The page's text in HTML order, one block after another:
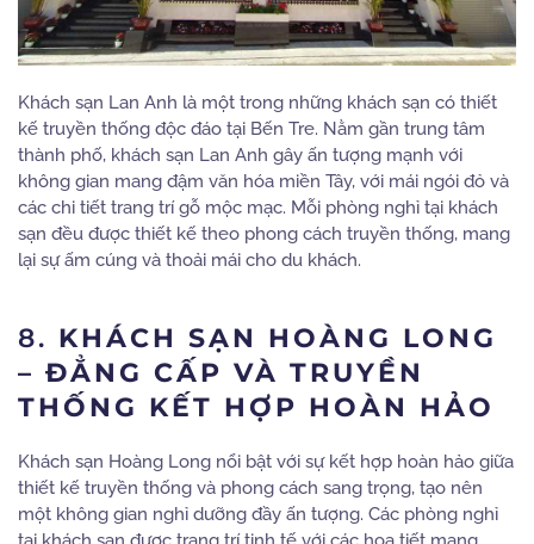
Khách sạn Lan Anh là một trong những khách sạn có thiết
kế truyền thống độc đáo tại Bến Tre. Nằm gần trung tâm
thành phố, khách sạn Lan Anh gây ấn tượng mạnh với
không gian mang đậm văn hóa miền Tây, với mái ngói đỏ và
các chi tiết trang trí gỗ mộc mạc. Mỗi phòng nghỉ tại khách
sạn đều được thiết kế theo phong cách truyền thống, mang
lại sự ấm cúng và thoải mái cho du khách.
8. KHÁCH SẠN HOÀNG LONG
– ĐẲNG CẤP VÀ TRUYỀN
THỐNG KẾT HỢP HOÀN HẢO
Khách sạn Hoàng Long nổi bật với sự kết hợp hoàn hảo giữa
thiết kế truyền thống và phong cách sang trọng, tạo nên
một không gian nghỉ dưỡng đầy ấn tượng. Các phòng nghỉ